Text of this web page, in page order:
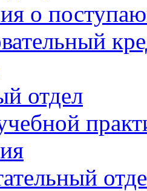
о
отдел